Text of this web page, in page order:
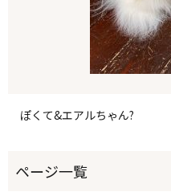
ぽくて&エアルちゃん?